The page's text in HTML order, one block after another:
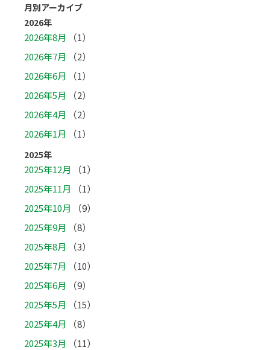
月別アーカイブ
2026年
2026年8月
（1）
2026年7月
（2）
2026年6月
（1）
2026年5月
（2）
2026年4月
（2）
2026年1月
（1）
2025年
2025年12月
（1）
2025年11月
（1）
2025年10月
（9）
2025年9月
（8）
2025年8月
（3）
2025年7月
（10）
2025年6月
（9）
2025年5月
（15）
2025年4月
（8）
2025年3月
（11）